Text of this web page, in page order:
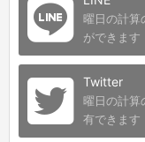
曜日の計算
ができます
Twitter
曜日の計算
有できます